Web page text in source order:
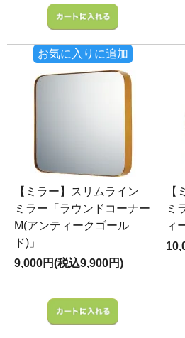
お気に入りに追加
【ミラー】スリムライン
ミラー「ラウンドコーナー
M(アンティークゴール
ド)」
9,000円(税込9,900円)
【
ミ
ィ